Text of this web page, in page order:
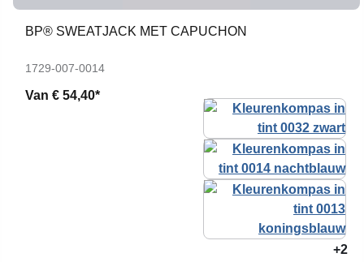
BP® SWEATJACK MET CAPUCHON
1729-007-0014
Van € 54,40*
+2